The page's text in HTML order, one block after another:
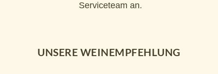
Serviceteam an.
UNSERE WEINEMPFEHLUNG